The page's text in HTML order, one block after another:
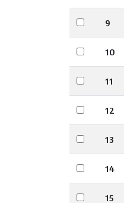
9
10
11
12
13
14
15